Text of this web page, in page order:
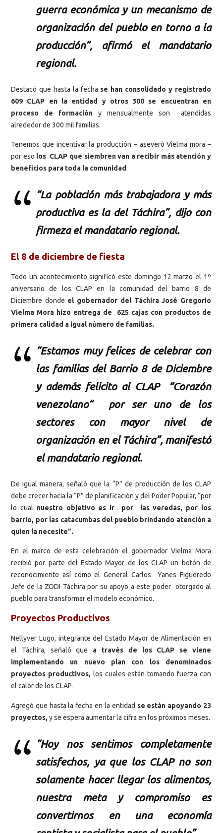
guerra económica y un mecanismo de
organización del pueblo en torno a la
producción”, afirmó el mandatario
regional.
Destacó que hasta la fecha se han consolidado y registrado
609 CLAP en la entidad y otros 300 se encuentran en
proceso de formación y mensualmente son atendidas
alrededor de 300 mil familias.
Tenemos que incentivar la producción – aseveró Vielma mora –
por eso los CLAP que siembren van a recibir más atención y
beneficios para toda la comunidad.
“La población más trabajadora y más
productiva es la del Táchira”, dijo con
firmeza el mandatario regional.
El 8 de diciembre de fiesta
Todo un acontecimiento significó este domingo 12 marzo el 1º
aniversario de los CLAP en la comunidad del barrio 8 de
Diciembre donde el gobernador del Táchira José Gregorio
Vielma Mora hizo entrega de 625 cajas con productos de
primera calidad a igual número de familias.
“Estamos muy felices de celebrar con
las familias del Barrio 8 de Diciembre
y además felicito al CLAP “Corazón
venezolano” por ser uno de los
sectores con mayor nivel de
organización en el Táchira”, manifestó
el mandatario regional.
De igual manera, señaló que la “P” de producción de los CLAP
debe crecer hacia la “P” de planificación y del Poder Popular, “por
lo cual nuestro objetivo es ir por las veredas, por los
barrio, por las catacumbas del pueblo brindando atención a
quien la necesite”.
En el marco de esta celebración el gobernador Vielma Mora
recibió por parte del Estado Mayor de los CLAP un botón de
reconocimiento así como el General Carlos Yanes Figueredo
Jefe de la ZODI Táchira por su apoyo a este poder otorgado al
pueblo para transformar el modelo económico.
Proyectos Productivos
Nellyver Lugo, integrante del Estado Mayor de Alimentación en
el Táchira, señaló que a través de los CLAP se viene
implementando un nuevo plan con los denominados
proyectos productivos, los cuales están tomando fuerza con
el calor de los CLAP.
Agregó que hasta la fecha en la entidad se están apoyando 23
proyectos, y se espera aumentar la cifra en los próximos meses.
“Hoy nos sentimos completamente
satisfechos, ya que los CLAP no son
solamente hacer llegar los alimentos,
nuestra meta y compromiso es
convertirnos en una economía